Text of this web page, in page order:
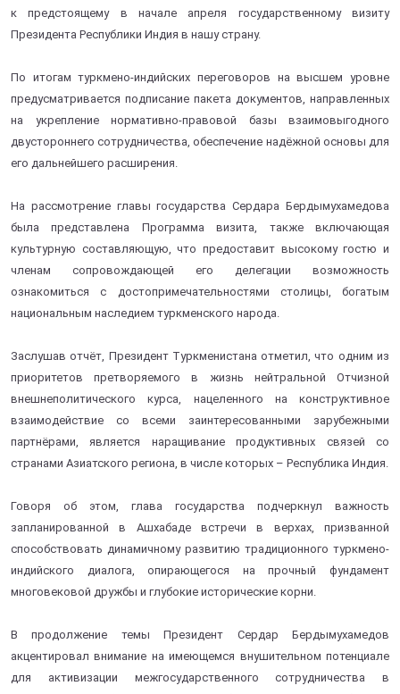
к предстоящему в начале апреля государственному визиту
Президента Республики Индия в нашу страну.
По итогам туркмено-индийских переговоров на высшем уровне
предусматривается подписание пакета документов, направленных
на укрепление нормативно-правовой базы взаимовыгодного
двустороннего сотрудничества, обеспечение надёжной основы для
его дальнейшего расширения.
На рассмотрение главы государства Сердара Бердымухамедова
была представлена Программа визита, также включающая
культурную составляющую, что предоставит высокому гостю и
членам сопровождающей его делегации возможность
ознакомиться с достопримечательностями столицы, богатым
национальным наследием туркменского народа.
Заслушав отчёт, Президент Туркменистана отметил, что одним из
приоритетов претворяемого в жизнь нейтральной Отчизной
внешнеполитического курса, нацеленного на конструктивное
взаимодействие со всеми заинтересованными зарубежными
партнёрами, является наращивание продуктивных связей со
странами Азиатского региона, в числе которых – Республика Индия.
Говоря об этом, глава государства подчеркнул важность
запланированной в Ашхабаде встречи в верхах, призванной
способствовать динамичному развитию традиционного туркмено-
индийского диалога, опирающегося на прочный фундамент
многовековой дружбы и глубокие исторические корни.
В продолжение темы Президент Сердар Бердымухамедов
акцентировал внимание на имеющемся внушительном потенциале
для активизации межгосударственного сотрудничества в